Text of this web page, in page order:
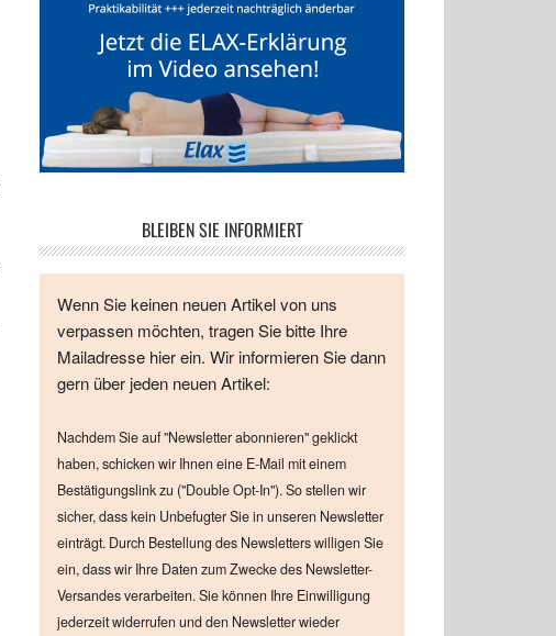
BLEIBEN SIE INFORMIERT
Wenn Sie keinen neuen Artikel von uns
verpassen möchten, tragen Sie bitte Ihre
Mailadresse hier ein. Wir informieren Sie dann
gern über jeden neuen Artikel:
Nachdem Sie auf "Newsletter abonnieren" geklickt
haben, schicken wir Ihnen eine E-Mail mit einem
Bestätigungslink zu ("Double Opt-In"). So stellen wir
sicher, dass kein Unbefugter Sie in unseren Newsletter
einträgt. Durch Bestellung des Newsletters willigen Sie
ein, dass wir Ihre Daten zum Zwecke des Newsletter-
Versandes verarbeiten. Sie können Ihre Einwilligung
jederzeit widerrufen und den Newsletter wieder